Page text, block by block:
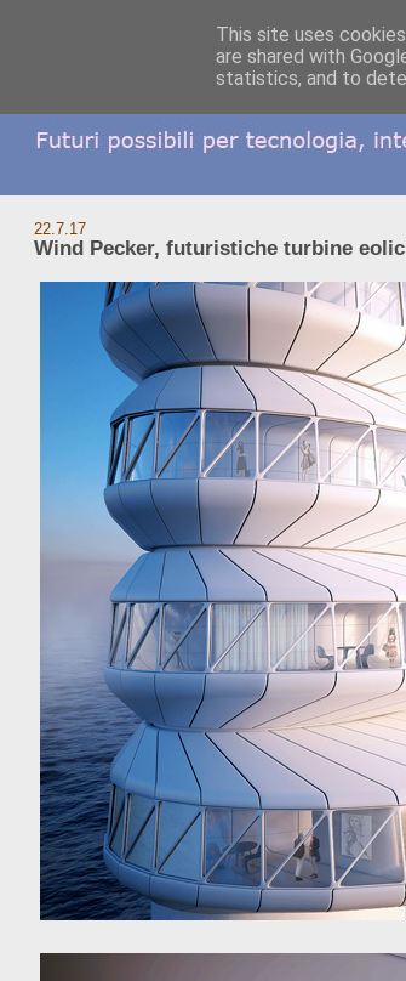
22.7.17
Wind Pecker, futuristiche turbine
This site uses
are shared with
statistics, and to